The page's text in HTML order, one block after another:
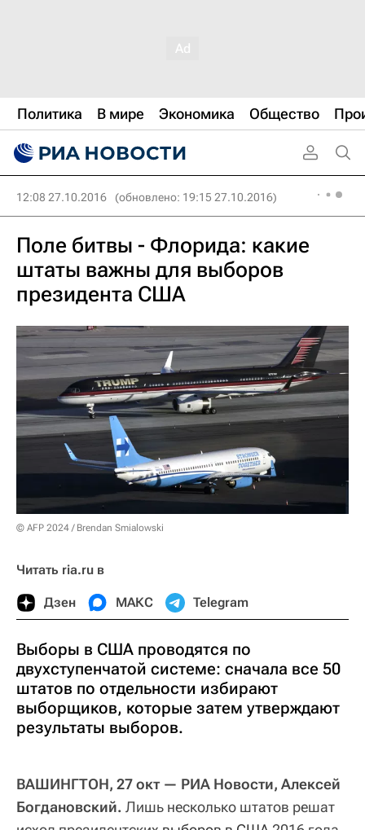
Политика В мире Экономика Общество
12:08 27.10.2016 (обновлено: 19:15 27.10.2016)
Поле битвы - Флорида: какие
штаты важны для выборов
президента США
© AFP 2024 / Brendan Smialowski
Читать ria.ru в
Дзен МАКС Telegram
Выборы в США проводятся по
двухступенчатой системе: сначала все 50
штатов по отдельности избирают
выборщиков, которые затем утверждают
результаты выборов.
ВАШИНГТОН, 27 окт — РИА Новости, Алексей
Богдановский. Лишь несколько штатов решат